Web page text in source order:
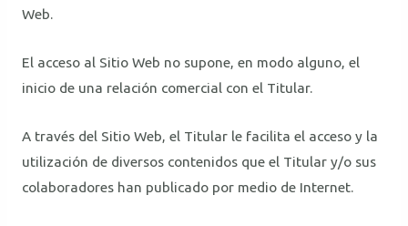
Web.
El acceso al Sitio Web no supone, en modo alguno, el
inicio de una relación comercial con el Titular.
A través del Sitio Web, el Titular le facilita el acceso y la
utilización de diversos contenidos que el Titular y/o sus
colaboradores han publicado por medio de Internet.